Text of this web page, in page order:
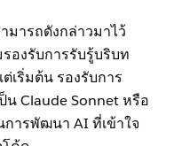
มารถดังกล่าวมาไว้
องรับการรับรู้บริบท
เริ่มต้น รองรับการ
น Claude Sonnet หรือ
การพัฒนา AI ที่เข้าใจ